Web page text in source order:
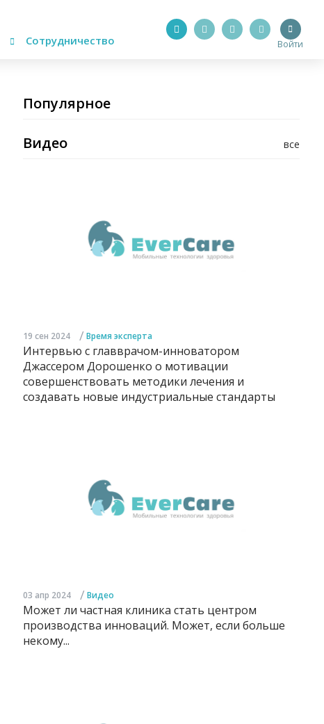
Сотрудничество Войти
Популярное
все
Видео
19 сен 2024 / Время эксперта
Интервью с главврачом-инноватором
Джассером Дорошенко о мотивации
совершенствовать методики лечения и
создавать новые индустриальные стандарты
03 апр 2024 / Видео
Может ли частная клиника стать центром
производства инноваций. Может, если больше
некому...